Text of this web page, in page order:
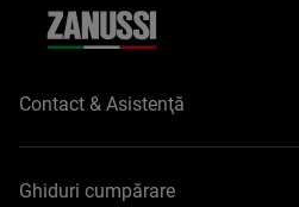
Contact & Asistenţă
Asistenţă online
Ghiduri cumpărare